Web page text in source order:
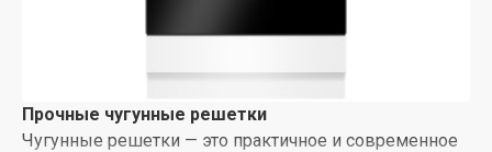
Прочные чугунные решетки
Чугунные решетки — это практичное и современное